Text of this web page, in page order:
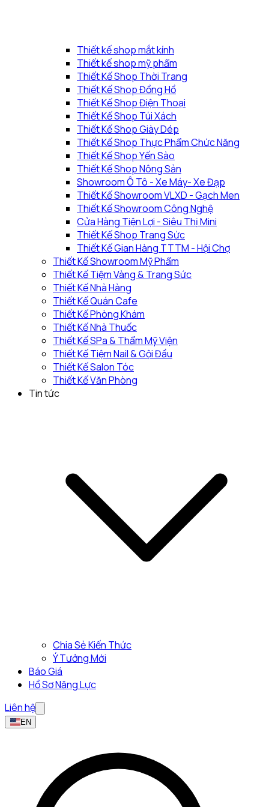
Thiết kế shop mắt kính
Thiết kế shop mỹ phẩm
Thiết Kế Shop Thời Trang
Thiết Kế Shop Đồng Hồ
Thiết Kế Shop Điện Thoại
Thiết Kế Shop Túi Xách
Thiết Kế Shop Giày Dép
Thiết Kế Shop Thực Phẩm Chức Năng
Thiết Kế Shop Yến Sào
Thiết Kế Shop Nông Sản
Showroom Ô Tô - Xe Máy- Xe Đạp
Thiết Kế Showroom VLXD - Gạch Men
Thiết Kế Showroom Công Nghệ
Cửa Hàng Tiện Lợi - Siêu Thị Mini
Thiết Kế Shop Trang Sức
Thiết Kế Gian Hàng TTTM - Hội Chợ
Thiết Kế Showroom Mỹ Phẩm
Thiết Kế Tiệm Vàng & Trang Sức
Thiết Kế Nhà Hàng
Thiết Kế Quán Cafe
Thiết Kế Phòng Khám
Thiết Kế Nhà Thuốc
Thiết Kế SPa & Thẩm Mỹ Viện
Thiết Kế Tiệm Nail & Gội Đầu
Thiết Kế Salon Tóc
Thiết Kế Văn Phòng
Tin tức
Chia Sẻ Kiến Thức
Ý Tưởng Mới
Báo Giá
Hồ Sơ Năng Lực
Liên hệ
EN